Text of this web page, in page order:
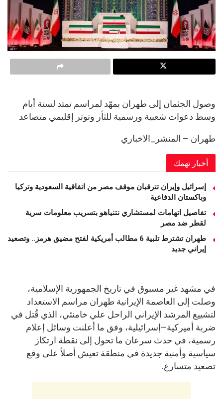
وصول الجثمان إلى طهران يمهّد لمراسم تمتد لستة أيام
وسط دعوات شعبية ورسمية للثأر وتوتر إقليمي متصاعد
طهران – المنشر_الاخباري
أخبار تهمك
إسرائيل وإيران تترقبان موقف مصر من اتفاقية السعودية وتركيا
وباكستان الدفاعية
تفاصيل اتهامات لمستشاري نتنياهو بتسريب معلومات سرية
لقطر ضد مصر
طهران تشترط تلبية 6 مطالب أمريكية لفتح مضيق هرمز.. وتصعيد
إيراني جديد
في مشهد غير مسبوق في تاريخ الجمهورية الإسلامية،
وصلت إلى العاصمة الإيرانية طهران مراسم الاستعداد
لتشييع المرشد الإيراني الراحل علي خامنئي، الذي قُتل في
ضربة أميركية–إسرائيلية، وفق ما أعلنت وسائل إعلام
رسمية، في حدث سرعان ما تحول إلى نقطة ارتكاز
سياسية وأمنية جديدة في منطقة تعيش أصلاً على وقع
تصعيد متسارع.